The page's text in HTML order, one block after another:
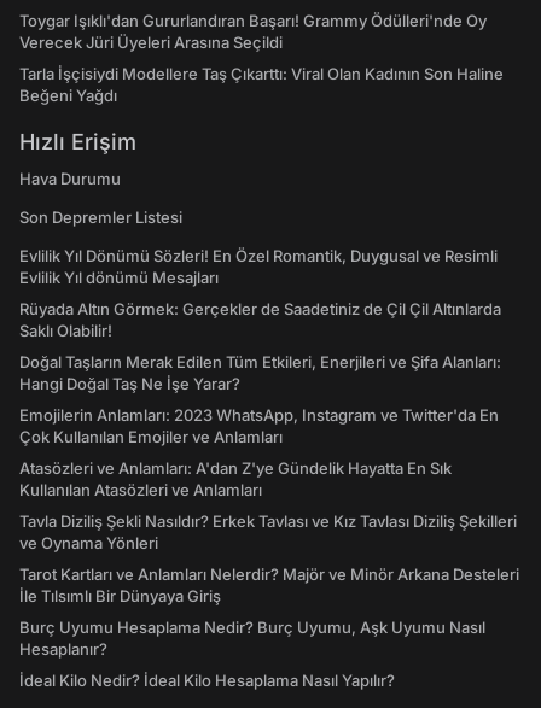
Toygar Işıklı'dan Gururlandıran Başarı! Grammy Ödülleri'nde Oy
Verecek Jüri Üyeleri Arasına Seçildi
Tarla İşçisiydi Modellere Taş Çıkarttı: Viral Olan Kadının Son Haline
Beğeni Yağdı
Hızlı Erişim
Hava Durumu
Son Depremler Listesi
Evlilik Yıl Dönümü Sözleri! En Özel Romantik, Duygusal ve Resimli
Evlilik Yıl dönümü Mesajları
Rüyada Altın Görmek: Gerçekler de Saadetiniz de Çil Çil Altınlarda
Saklı Olabilir!
Doğal Taşların Merak Edilen Tüm Etkileri, Enerjileri ve Şifa Alanları:
Hangi Doğal Taş Ne İşe Yarar?
Emojilerin Anlamları: 2023 WhatsApp, Instagram ve Twitter'da En
Çok Kullanılan Emojiler ve Anlamları
Atasözleri ve Anlamları: A'dan Z'ye Gündelik Hayatta En Sık
Kullanılan Atasözleri ve Anlamları
Tavla Diziliş Şekli Nasıldır? Erkek Tavlası ve Kız Tavlası Diziliş Şekilleri
ve Oynama Yönleri
Tarot Kartları ve Anlamları Nelerdir? Majör ve Minör Arkana Desteleri
İle Tılsımlı Bir Dünyaya Giriş
Burç Uyumu Hesaplama Nedir? Burç Uyumu, Aşk Uyumu Nasıl
Hesaplanır?
İdeal Kilo Nedir? İdeal Kilo Hesaplama Nasıl Yapılır?